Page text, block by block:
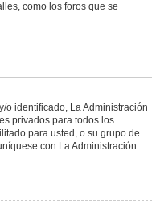
como los foros que se
o identificado, La Administración
privados para todos los
para usted, o su grupo de
con La Administración